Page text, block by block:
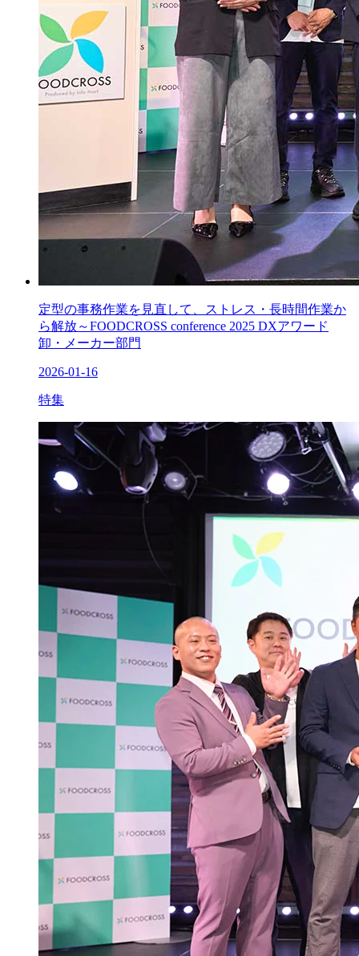
定型の事務作業を見直して、ストレス・長時間作業か
ら解放～FOODCROSS conference 2025 DXアワード
卸・メーカー部門
2026-01-16
特集